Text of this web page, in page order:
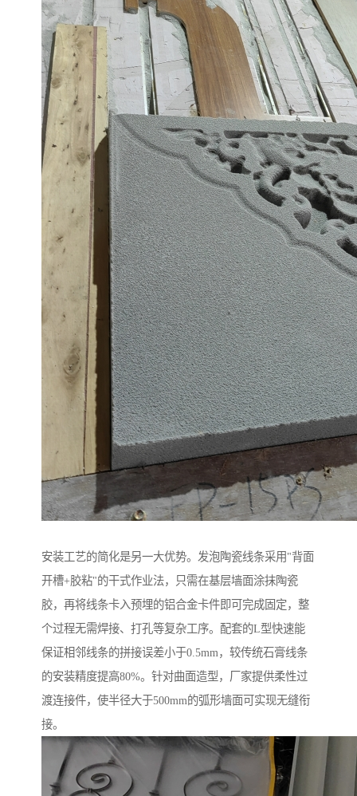
安装工艺的简化是另一大优势。发泡陶瓷线条采用"背面
开槽+胶粘"的干式作业法，只需在基层墙面涂抹陶瓷
胶，再将线条卡入预埋的铝合金卡件即可完成固定，整
个过程无需焊接、打孔等复杂工序。配套的L型快速能
保证相邻线条的拼接误差小于0.5mm，较传统石膏线条
的安装精度提高80%。针对曲面造型，厂家提供柔性过
渡连接件，使半径大于500mm的弧形墙面可实现无缝衔
接。